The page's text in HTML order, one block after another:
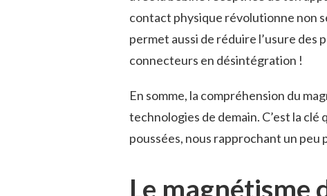
contact physique révolutionne non
permet aussi de réduire l’usure des
connecteurs en désintégration !
En somme, la compréhension du
technologies de demain. C’est la
poussées, nous rapprochant un peu
Le magnétisme